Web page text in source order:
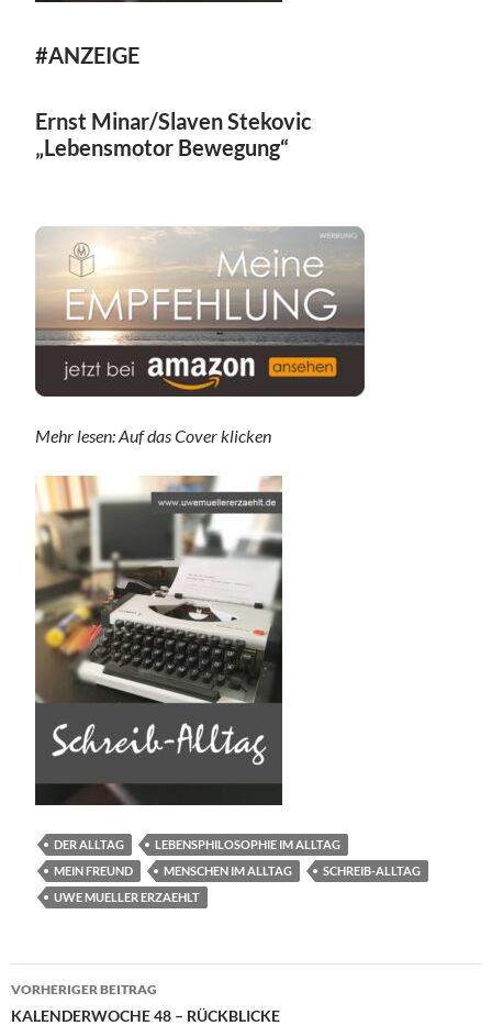
#ANZEIGE
Ernst Minar/Slaven Stekovic
„Lebensmotor Bewegung“
Mehr lesen: Auf das Cover klicken
DER ALLTAG
LEBENSPHILOSOPHIE IM ALLTAG
MEIN FREUND
MENSCHEN IM ALLTAG
SCHREIB-ALLTAG
UWE MUELLER ERZAEHLT
Beitragsnavigation
VORHERIGER BEITRAG
KALENDERWOCHE 48 – RÜCKBLICKE